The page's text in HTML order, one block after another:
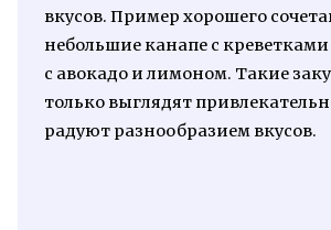
вкусов. Пример хорошего
небольшие канапе с
с авокадо и лимоном. Такие
только выглядят
радуют разнообразием вкусов.